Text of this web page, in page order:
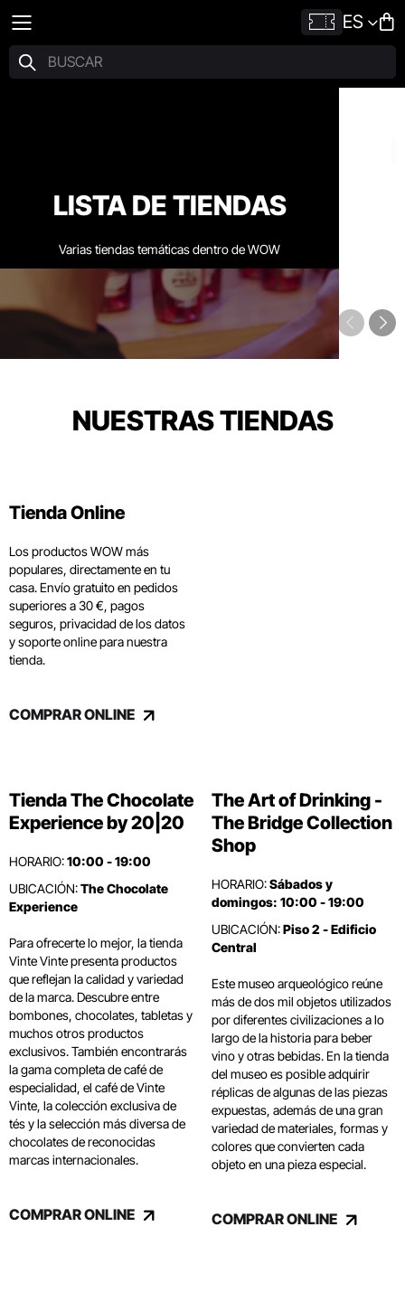
ES
LISTA DE TIENDAS
Varias tiendas temáticas dentro de WOW
NUESTRAS TIENDAS
Tienda Online
Los productos WOW más
populares, directamente en tu
casa. Envío gratuito en pedidos
superiores a 30 €, pagos
seguros, privacidad de los datos
y soporte online para nuestra
tienda.
COMPRAR ONLINE
Tienda The Chocolate
Experience by 20|20
HORARIO:10:00 - 19:00
UBICACIÓN:The Chocolate
Experience
Para ofrecerte lo mejor, la tienda
Vinte Vinte presenta productos
que reflejan la calidad y variedad
de la marca. Descubre entre
bombones, chocolates, tabletas y
muchos otros productos
exclusivos. También encontrarás
la gama completa de café de
especialidad, el café de Vinte
Vinte, la colección exclusiva de
tés y la selección más diversa de
chocolates de reconocidas
marcas internacionales.
COMPRAR ONLINE
The Art of Drinking -
The Bridge Collection
Shop
HORARIO:Sábados y
domingos: 10:00 - 19:00
UBICACIÓN:Piso 2 - Edificio
Central
Este museo arqueológico reúne
más de dos mil objetos utilizados
por diferentes civilizaciones a lo
largo de la historia para beber
vino y otras bebidas. En la tienda
del museo es posible adquirir
réplicas de algunas de las piezas
expuestas, además de una gran
variedad de materiales, formas y
colores que convierten cada
objeto en una pieza especial.
COMPRAR ONLINE